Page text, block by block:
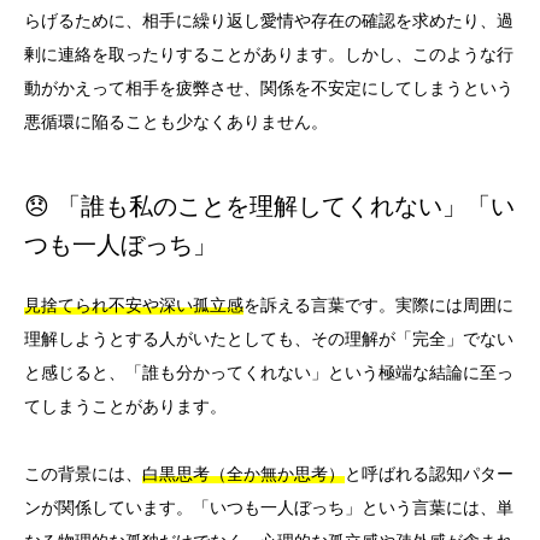
らげるために、相手に繰り返し愛情や存在の確認を求めたり、過
剰に連絡を取ったりすることがあります。しかし、このような行
動がかえって相手を疲弊させ、関係を不安定にしてしまうという
悪循環に陥ることも少なくありません。
😞 「誰も私のことを理解してくれない」「い
つも一人ぼっち」
見捨てられ不安や深い孤立感を訴える言葉です。実際には周囲に
理解しようとする人がいたとしても、その理解が「完全」でない
と感じると、「誰も分かってくれない」という極端な結論に至っ
てしまうことがあります。
この背景には、 白黒思考（全か無か思考）と呼ばれる認知パター
ンが関係しています。「いつも一人ぼっち」という言葉には、単